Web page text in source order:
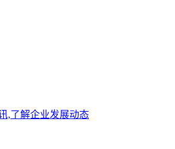
,了解企业发展动态